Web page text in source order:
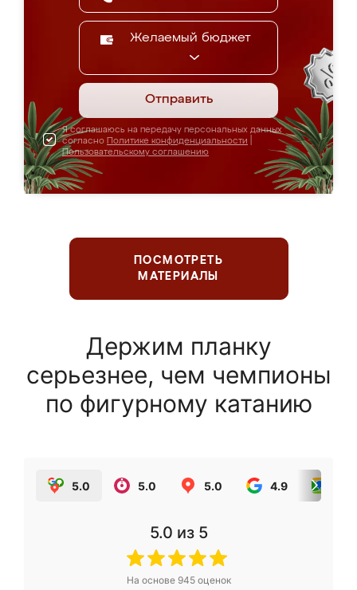
Желаемый бюджет
Отправить
Я соглашаюсь на передачу персональных данных
согласно Политике конфиденциальности
Пользовательскому соглашению
ПОСМОТРЕТЬ
МАТЕРИАЛЫ
Держим планку
серьезнее, чем чемпионы
по фигурному катанию
5.0 5.0 5.0 4.9
5.0 из 5
На основе 945оценок